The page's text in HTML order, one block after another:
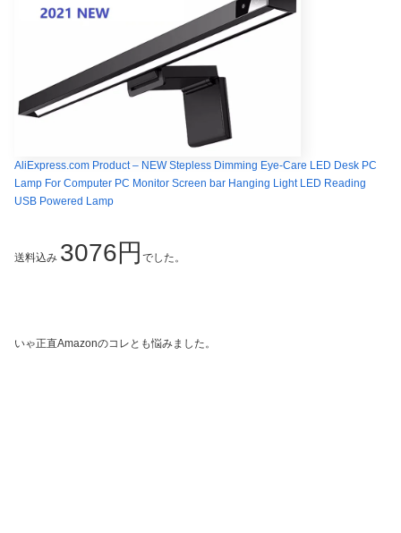
AliExpress.com Product – NEW Stepless Dimming Eye-Care LED Desk PC
Lamp For Computer PC Monitor Screen bar Hanging Light LED Reading
USB Powered Lamp
送料込み 3076円 でした。
いゃ正直Amazonのコレとも悩みました。